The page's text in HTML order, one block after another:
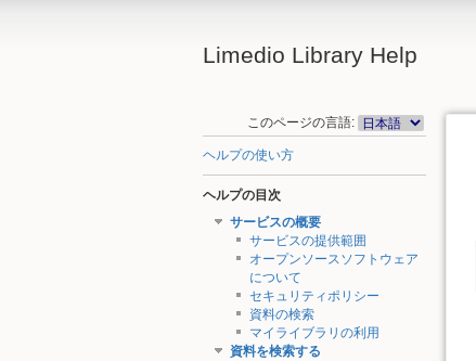
Limedio Library Help
このページの言語:
ヘルプの使い方
ヘルプの目次
サービスの概要
サービスの提供範囲
オープンソースソフトウェア
について
セキュリティポリシー
資料の検索
マイライブラリの利用
資料を検索する